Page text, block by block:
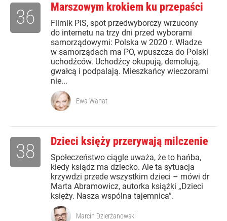
Marszowym krokiem ku przepaści
Filmik PiS, spot przedwyborczy wrzucony
do internetu na trzy dni przed wyborami
samorządowymi: Polska w 2020 r. Władze
w samorządach ma PO, wpuszcza do Polski
uchodźców. Uchodźcy okupują, demolują,
gwałcą i podpalają. Mieszkańcy wieczorami
nie...
36
Ewa Wanat
Dzieci księży przerywają milczenie
Społeczeństwo ciągle uważa, że to hańba,
kiedy ksiądz ma dziecko. Ale ta sytuacja
krzywdzi przede wszystkim dzieci – mówi dr
Marta Abramowicz, autorka książki „Dzieci
księży. Nasza wspólna tajemnica”.
38
Marcin Dzierżanowski